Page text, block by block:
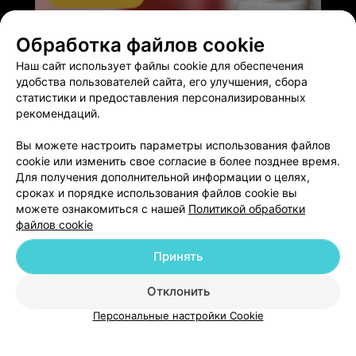
Добавить специалиста
О проекте Новости проекта
Размещение рекламы
Медицинский маркетинг
Публичный договор
Пользовательское соглашение
Способы оплаты
Обработка файлов cookie
Наш сайт использует файлы cookie для обеспечения
удобства пользователей сайта, его улучшения, сбора
статистики и предоставления персонализированных
рекомендаций.
Вы можете настроить параметры использования файлов
cookie или изменить свое согласие в более позднее время.
Для получения дополнительной информации о целях,
сроках и порядке использования файлов cookie вы
можете ознакомиться с нашей Политикой обработки
файлов cookie
Отклонить
Принять
Персональные настройки Cookie